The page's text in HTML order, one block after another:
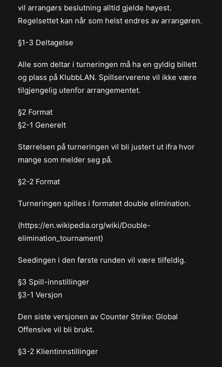
vil arrangørs beslutning alltid gjelde høyest.
Regelsettet kan når som helst endres av arrangøren.
§1-3 Deltagelse
Alle som deltar i turneringen må ha en gyldig billett
og plass på KlubbLAN. Spillserverene vil ikke være
tilgjengelig utenfor arrangementet.
§2 Format
§2-1 Generelt
Størrelsen på turneringen vil bli justert ut ifra hvor
mange som melder seg på.
§2-2 Format
Turneringen spilles i formatet double elimination.
(https://en.wikipedia.org/wiki/Double-
elimination_tournament)
Seedingen i den første runden vil være tilfeldig.
§3 Spill-innstillinger
§3-1 Versjon
Den siste versjonen av Counter Strike: Global
Offensive vil bli brukt.
§3-2 Klientinnstillinger